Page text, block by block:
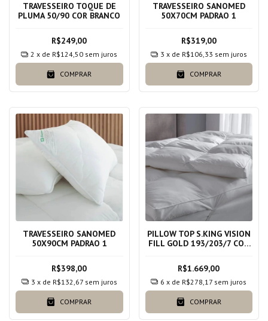
TRAVESSEIRO TOQUE DE
PLUMA 50/90 COR BRANCO
R$249,00
2 x de R$124,50 sem juros
COMPRAR
TRAVESSEIRO SANOMED
50X70CM PADRAO 1
R$319,00
3 x de R$106,33 sem juros
COMPRAR
TRAVESSEIRO SANOMED
50X90CM PADRAO 1
R$398,00
3 x de R$132,67 sem juros
COMPRAR
PILLOW TOP S.KING VISION
FILL GOLD 193/203/7 COR
R$1.669,00
6 x de R$278,17 sem juros
COMPRAR